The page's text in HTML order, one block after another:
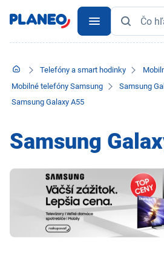
Telefóny a smart hodinky
Mobilné telefóny Samsung
Samsung
Samsung Galaxy A55
Samsung